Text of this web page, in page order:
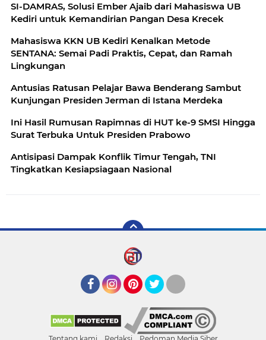
SI-DAMRAS, Solusi Ember Ajaib dari Mahasiswa UB
Kediri untuk Kemandirian Pangan Desa Krecek
Mahasiswa KKN UB Kediri Kenalkan Metode
SENTANA: Semai Padi Praktis, Cepat, dan Ramah
Lingkungan
Antusias Ratusan Pelajar Bawa Benderang Sambut
Kunjungan Presiden Jerman di Istana Merdeka
Ini Hasil Rumusan Rapimnas di HUT ke-9 SMSI Hingga
Surat Terbuka Untuk Presiden Prabowo
Antisipasi Dampak Konflik Timur Tengah, TNI
Tingkatkan Kesiapsiagaan Nasional